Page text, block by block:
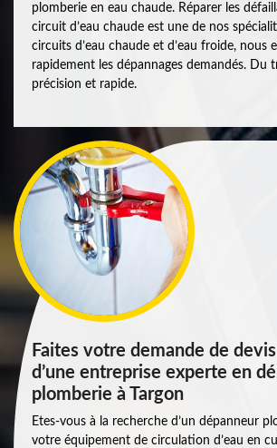
plomberie en eau chaude. Réparer les
circuit d’eau chaude est une de nos
circuits d’eau chaude et d’eau froide, nous
rapidement les dépannages demandés. Du
précision et rapide.
Faites votre demande de
d’une entreprise experte en
plomberie à Targon
Etes-vous à la recherche d’un dépanneur
votre équipement de circulation d’eau en